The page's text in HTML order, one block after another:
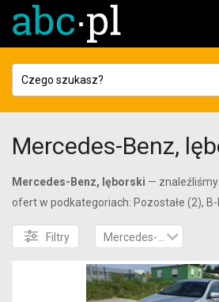
Mercedes-Benz,
Mercedes-Benz, lęborski — znaleźliśmy
ofert w podkategoriach: Pozostałe (2), B-
Filtry Mercedes-Benz